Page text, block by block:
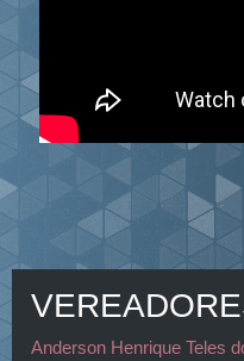
Anderson Henrique Teles